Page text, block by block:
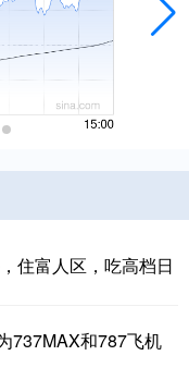
住富人区，吃高档日
737MAX和787飞机